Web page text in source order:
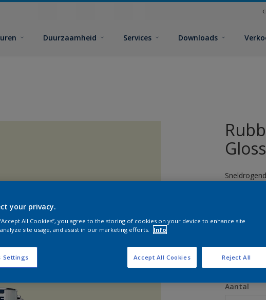
Duurzaamheid Services Downloads
Gloss
Aantal
your privacy.
All Cookies”, you agree to the storing of cookies on your device to enhance site
site usage, and assist in our marketing efforts.
Info
Settings Reject All
Accept All Cookies